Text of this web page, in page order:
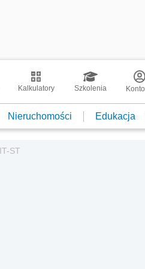
Kalkulatory Szkolenia Konto
Nieruchomości Edukacja
ST